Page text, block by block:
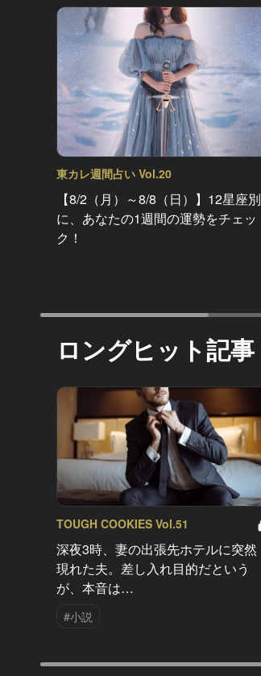
東カレ週間占い Vol.20
【8/2（月）～8/8（日）】12星座別
に、あなたの1週間の運勢をチェッ
ク！
ロングヒット記事
TOUGH COOKIES Vol.51
深夜3時、妻の出張先ホテルに突然
現れた夫。差し入れ目的だという
が、本音は…
#小説